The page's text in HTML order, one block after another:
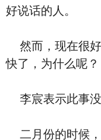
好说话的人。
然而，现在很好
快了，为什么呢？
李宸表示此事没
二月份的时候，